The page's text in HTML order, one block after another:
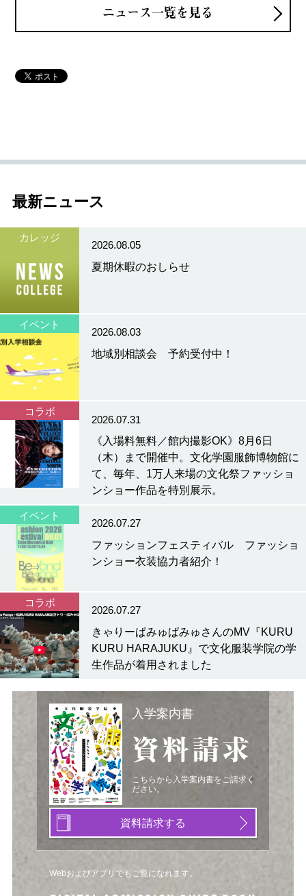
ニュース一覧を見る
最新ニュース
カレッジ
2026.08.05
夏期休暇のおしらせ
イベント
2026.08.03
地域別相談会 予約受付中！
コラボ
2026.07.31
《入場料無料／館内撮影OK》8月6日
（木）まで開催中。文化学園服飾博物館に
て、毎年、1万人来場の文化祭ファッショ
ンショー作品を特別展示。
イベント
2026.07.27
ファッションフェスティバル ファッショ
ンショー衣装協力者紹介！
コラボ
2026.07.27
きゃりーぱみゅぱみゅさんのMV『KURU
KURU HARAJUKU』で文化服装学院の学
生作品が着用されました
入学案内書
資料請求
こちらから入学案内書をご請求く
ださい。
資料請求する
Webおよびアプリでもご覧になれます。